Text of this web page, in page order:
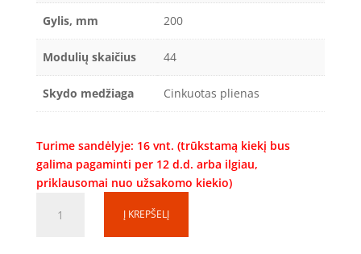
Gylis, mm 200
Modulių skaičius 44
Skydo medžiaga Cinkuotas plienas
Turime sandėlyje: 16 vnt. (trūkstamą kiekį bus
galima pagaminti per 12 d.d. arba ilgiau,
priklausomai nuo užsakomo kiekio)
kiekis:
Į KREPŠELĮ